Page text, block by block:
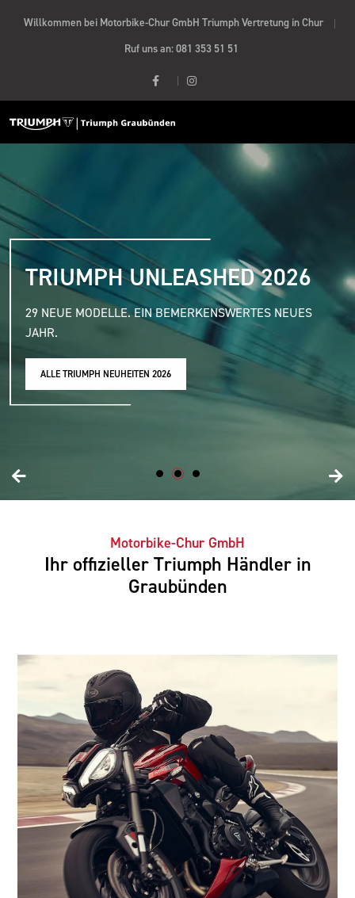
Willkommen bei Motorbike-Chur GmbH Triumph Vertretung in Chur
Ruf uns an:081 353 51 51
TRIUMPH UNLEASHED 2026
29 NEUE MODELLE. EIN BEMERKENSWERTES NEUES
JAHR.
ALLE TRIUMPH NEUHEITEN 2026
Motorbike-Chur GmbH
Ihr offizieller Triumph Händler in
Graubünden